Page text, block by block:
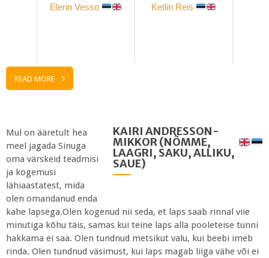
Elerin Vesso Ketlin Reis
READ MORE
KAIRI ANDRESSON-
MIKKOR(NÕMME,
LAAGRI, SAKU, ALLIKU,
SAUE)
Mul on ääretult hea
meel jagada Sinuga
oma värskeid teadmisi
ja kogemusi
lähiaastatest, mida
olen omandanud enda
kahe lapsega.Olen kogenud nii seda, et laps saab rinnal viie
minutiga kõhu täis, samas kui teine laps alla pooleteise tunni
hakkama ei saa. Olen tundnud metsikut valu, kui beebi imeb
rinda. Olen tundnud väsimust, kui laps magab liiga vähe või ei